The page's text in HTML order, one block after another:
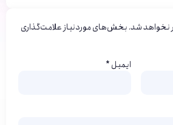
نخواهد شد.بخش‌های موردنیاز علامت‌گذاری
ایمیل*